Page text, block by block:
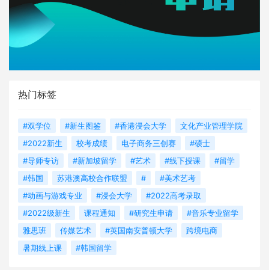
热门标签
#双学位 #新生图鉴 #香港浸会大学
文化产业管理学院
#2022新生
校考成绩 电子商务三创赛
#硕士
#导师专访
#新加坡留学 #艺术 #线下授课
#留学
#韩国
苏港澳高校合作联盟 #
#美术艺考
#动画与游戏专业
#浸会大学
#2022高考录取
#2022级新生
课程通知 #研究生申请
#音乐专业留学
雅思班
传媒艺术 #英国南安普顿大学
跨境电商
暑期线上课
#韩国留学